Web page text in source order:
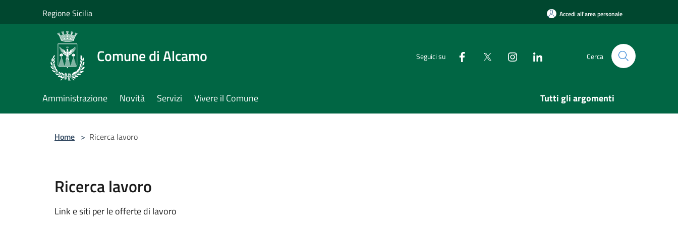
Regione Sicilia Accedi all'area personale
Comune di Alcamo Seguici su Cerca
Amministrazione Novità Servizi Vivere il Comune Tutti gli argomenti
Home > Ricerca lavoro
Ricerca lavoro
Link e siti per le offerte di lavoro